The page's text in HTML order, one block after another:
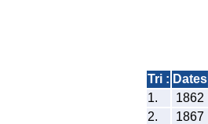
Tri : Dates
1.
1862
2.
1867